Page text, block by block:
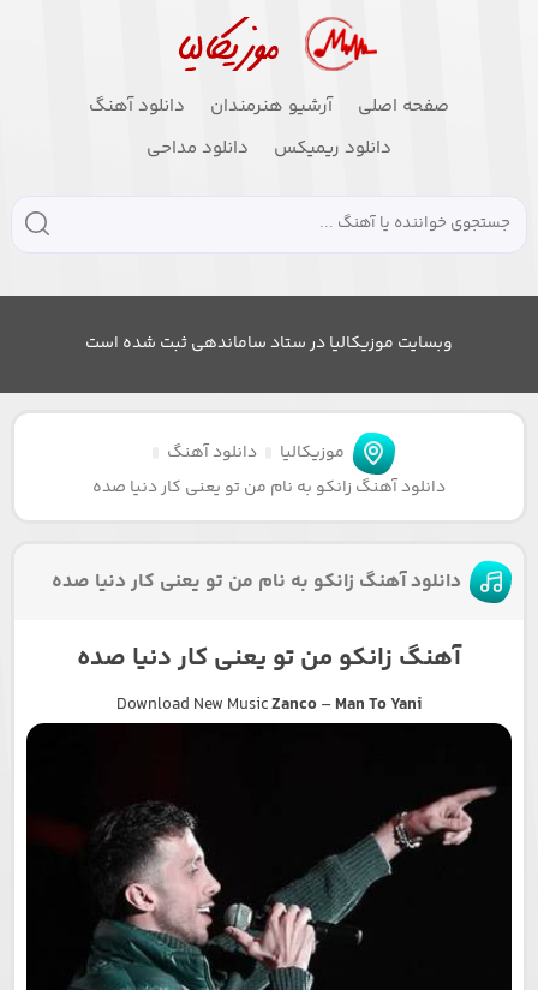
صفحه اصلی آرشیو هنرمندان
دانلود آهنگ
دانلود ریمیکس
دانلود مداحی
وبسایت موزیکالیا در ستاد ساماندهی ثبت شده است
موزیکالیا
دانلود آهنگ
دانلود آهنگ زانکو به نام من تو یعنی کار دنیا صده
دانلود آهنگ زانکو به نام من تو یعنی کار دنیا صده
آهنگ زانکو من تو یعنی کار دنیا صده
Download New MusicZanco– Man To Yani